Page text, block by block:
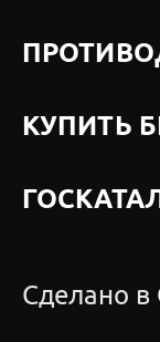
КУПИТЬ
Сделано в